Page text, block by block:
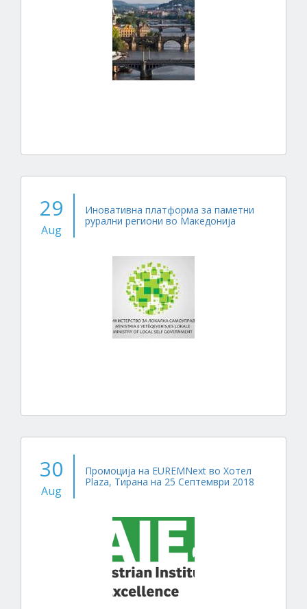
29
Aug
Иновативна платформа за паметни
рурални региони во Македонија
30
Aug
Промоција на EUREMNext во Хотел
Plaza, Тирана на 25 Септември 2018